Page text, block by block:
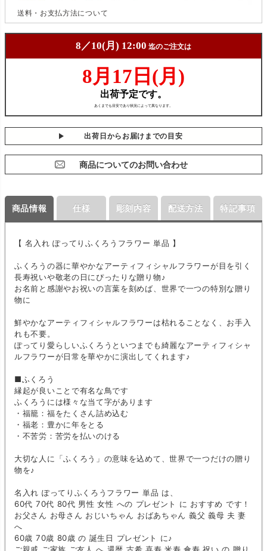
送料・お支払方法について
出荷日からお届けまでの目安
商品についてのお問い合わせ
商品情報
【 名入れ ぽってりふくろうフラワー 単品 】
ふくろうの器に華やかなアーティフィシャルフラワーが目を引く
長寿祝いや敬老の日にぴったりな贈り物♪
お名前と感謝やお祝いの言葉を刻めば、世界で一つの特別な贈り
物に
鮮やかなアーティフィシャルフラワーは枯れることなく、お手入
れも不要。
ぽってり愛らしいふくろうといつまでも綺麗なアーティフィシャ
ルフラワーが日常を華やかに演出してくれます♪
■ふくろう
縁起が良いことで有名な鳥です
ふくろうには様々な当て字があります
・福籠：福をたくさん詰め込む
・福老：豊かに年をとる
・不苦労：苦労を払いのける
大切な人に「ふくろう」の意味を込めて、世界で一つだけの贈り
物を♪
名入れ ぽってりふくろうフラワー 単品 は、
60代 70代 80代 男性 女性 への プレゼント に おすすめ です！
お父さん お母さん おじいちゃん おばあちゃん 義父 義母 夫 妻
へ
60歳 70歳 80歳 の 誕生日 プレゼント に♪
仕様 彫刻内容 配送方法 特記事項